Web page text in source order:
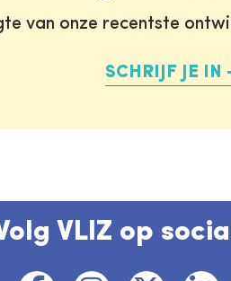
van onze recentste
SCHRIJF JE IN
VLIZ op